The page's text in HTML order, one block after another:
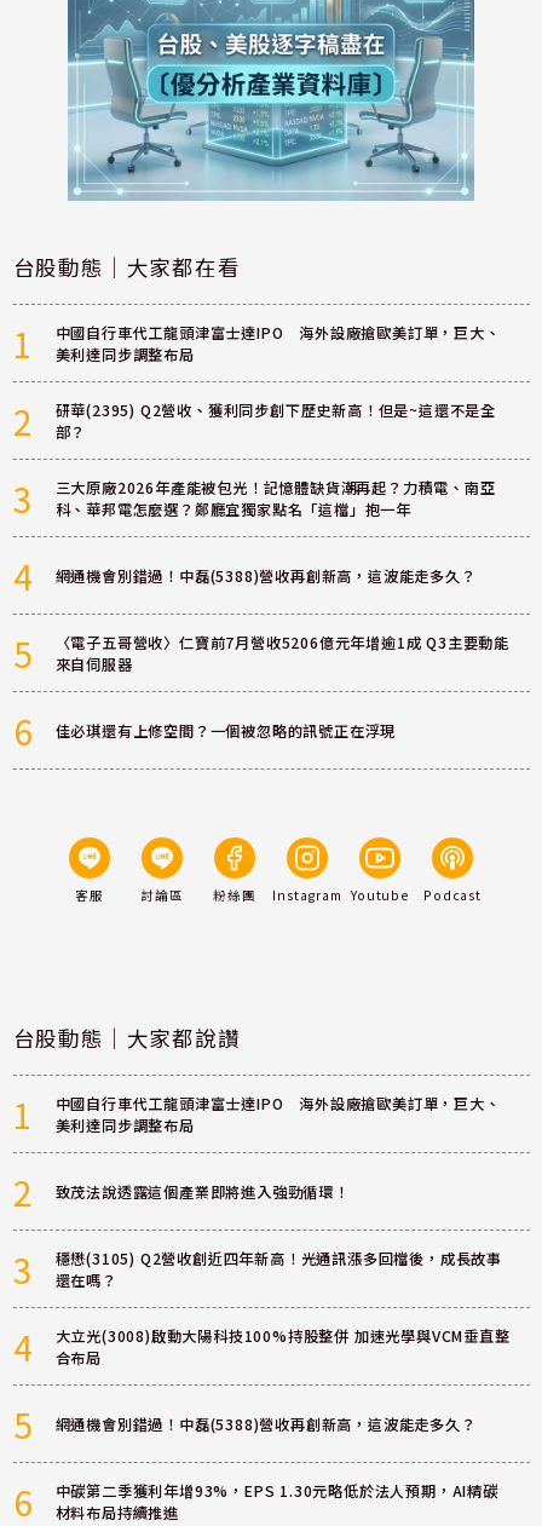
台股動態｜大家都在看
1
中國自行車代工龍頭津富士達IPO 海外設廠搶歐美訂單，巨大、
美利達同步調整布局
2
研華(2395) Q2營收、獲利同步創下歷史新高！但是~這還不是全
部？
3
三大原廠2026年產能被包光！記憶體缺貨潮再起？力積電、南亞
科、華邦電怎麼選？鄭廳宜獨家點名「這檔」抱一年
4 網通機會別錯過！中磊(5388)營收再創新高，這波能走多久？
5
〈電子五哥營收〉仁寶前7月營收5206億元年增逾1成 Q3主要動能
來自伺服器
6 佳必琪還有上修空間？一個被忽略的訊號正在浮現
客服 討論區 粉絲團 Instagram Youtube Podcast
台股動態｜大家都說讚
1
中國自行車代工龍頭津富士達IPO 海外設廠搶歐美訂單，巨大、
美利達同步調整布局
2 致茂法說透露這個產業即將進入強勁循環！
3
穩懋(3105) Q2營收創近四年新高！光通訊漲多回檔後，成長故事
還在嗎？
4
大立光(3008)啟動大陽科技100%持股整併 加速光學與VCM垂直整
合布局
5 網通機會別錯過！中磊(5388)營收再創新高，這波能走多久？
6
中碳第二季獲利年增93%，EPS 1.30元略低於法人預期，AI精碳
材料布局持續推進